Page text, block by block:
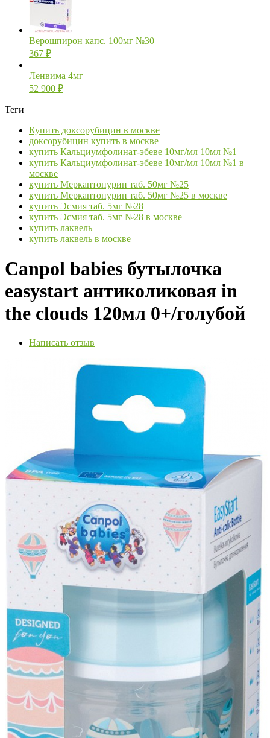
Верошпирон капс. 100мг №30
367 ₽
Ленвима 4мг
52 900 ₽
Теги
Купить доксорубицин в москве
доксорубицин купить в москве
купить Кальциумфолинат-эбеве 10мг/мл 10мл №1
купить Кальциумфолинат-эбеве 10мг/мл 10мл №1 в
москве
купить Меркаптопурин таб. 50мг №25
купить Меркаптопурин таб. 50мг №25 в москве
купить Эсмия таб. 5мг №28
купить Эсмия таб. 5мг №28 в москве
купить лаквель
купить лаквель в москве
Canpol babies бутылочка
easystart антиколиковая in
the clouds 120мл 0+/голубой
Написать отзыв